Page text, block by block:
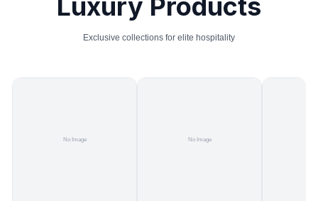
Luxury Products
Exclusive collections for elite hospitality